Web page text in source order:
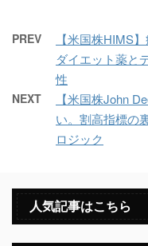
PREV
【米国株HIMS
ダイエット薬と
性
NEXT
【米国株John
い。割高指標の
ロジック
人気記事はこちら